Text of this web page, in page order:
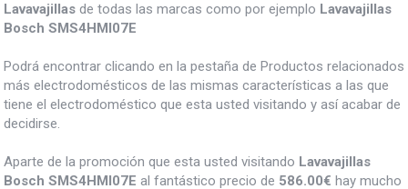
Lavavajillas de todas las marcas como por ejemplo Lavavajillas
Bosch SMS4HMI07E
Podrá encontrar clicando en la pestaña de Productos relacionados
más electrodomésticos de las mismas características a las que
tiene el electrodoméstico que esta usted visitando y así acabar de
decidirse.
Aparte de la promoción que esta usted visitando Lavavajillas
Bosch SMS4HMI07E al fantástico precio de 586.00€ hay mucho